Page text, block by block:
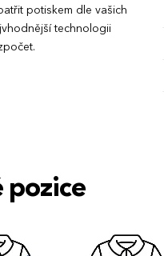
potiskem dle vašich
technologii
pozice